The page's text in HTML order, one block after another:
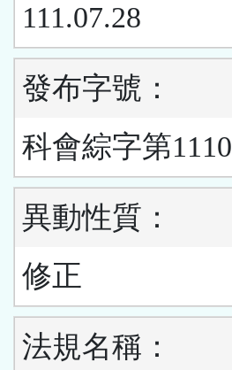
111.07.28
發布字號：
科會綜字第
異動性質：
修正
法規名稱：